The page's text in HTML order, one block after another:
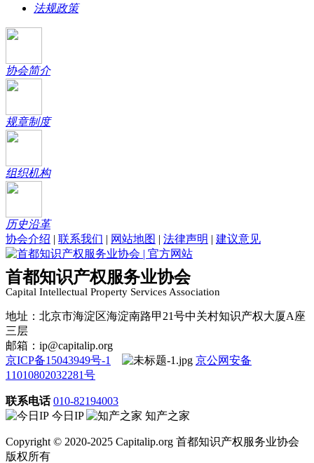
法规政策
协会简介
规章制度
组织机构
历史沿革
协会介绍 | 联系我们 | 网站地图 | 法律声明 | 建议意见
首都知识产权服务业协会
Capital Intellectual Property Services Association
地址：北京市海淀区海淀南路甲21号中关村知识产权大厦A座
三层
邮箱：ip@capitalip.org
京ICP备15043949号-1
京公网安备
11010802032281号
联系电话 010-82194003
今日IP
知产之家
Copyright © 2020-2025 Capitalip.org 首都知识产权服务业协会
版权所有